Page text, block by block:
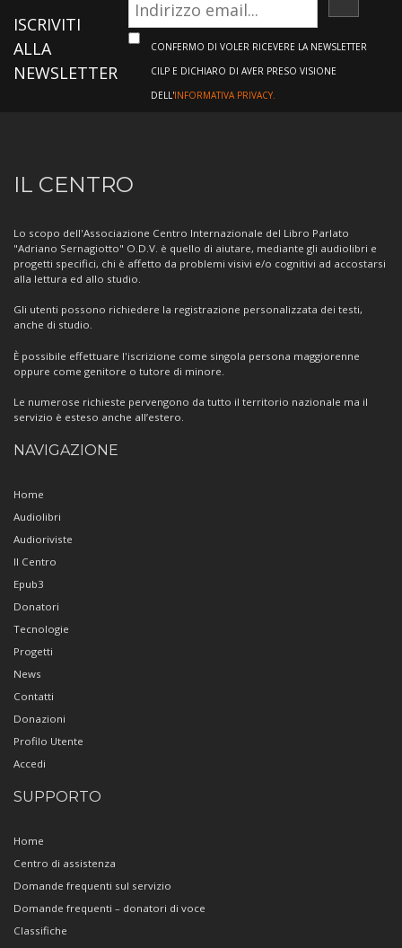
ISCRIVITI
ALLA
NEWSLETTER
CONFERMO DI VOLER RICEVERE LA NEWSLETTER
CILP E DICHIARO DI AVER PRESO VISIONE
DELL'INFORMATIVA PRIVACY.
Informazioni
sul
Centro
IL CENTRO
Lo scopo dell'Associazione Centro Internazionale del Libro Parlato
"Adriano Sernagiotto" O.D.V. è quello di aiutare, mediante gli audiolibri e
progetti specifici, chi è affetto da problemi visivi e/o cognitivi ad accostarsi
alla lettura ed allo studio.
Gli utenti possono richiedere la registrazione personalizzata dei testi,
anche di studio.
È possibile effettuare l'iscrizione come singola persona maggiorenne
oppure come genitore o tutore di minore.
Le numerose richieste pervengono da tutto il territorio nazionale ma il
servizio è esteso anche all’estero.
NAVIGAZIONE
Home
Audiolibri
Audioriviste
Il Centro
Epub3
Donatori
Tecnologie
Progetti
News
Contatti
Donazioni
Profilo Utente
Accedi
SUPPORTO
Home
Centro di assistenza
Domande frequenti sul servizio
Domande frequenti – donatori di voce
Classifiche